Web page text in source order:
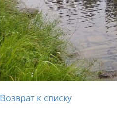
Возврат к списку